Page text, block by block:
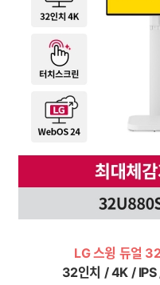
LG 스윙 듀얼
32인치 / 4K / IPS